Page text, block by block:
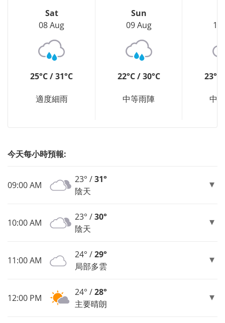
Sat
08 Aug
25°C / 31°C
適度細雨
Sun
09 Aug
22°C / 30°C
中等雨陣
10
23°C
中
今天每小時預報:
09:00 AM
23° /31°
陰天
10:00 AM
23° /30°
陰天
11:00 AM
24° /29°
局部多雲
12:00 PM
24° /28°
主要晴朗